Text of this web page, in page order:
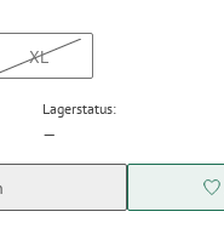
XL
Lagerstatus:
—